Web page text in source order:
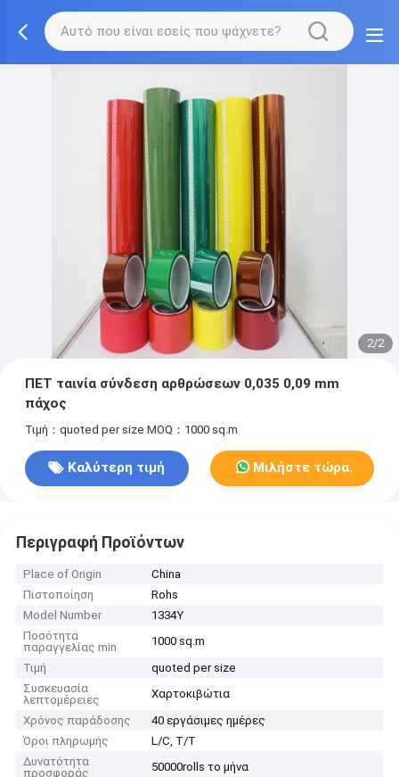
2/2
ΠΕΤ ταινία σύνδεση αρθρώσεων 0,035 0,09 mm
πάχος
Τιμή：quoted per size MOQ：1000 sq.m
Καλύτερη τιμή Μιλήστε τώρα.
Περιγραφή Προϊόντων
Place of Origin
China
Πιστοποίηση
Rohs
Model Number
1334Y
Ποσότητα
παραγγελίας min
1000 sq.m
Τιμή
quoted per size
Συσκευασία
λεπτομέρειες
Χαρτοκιβώτια
Χρόνος παράδοσης
40 εργάσιμες ημέρες
Όροι πληρωμής
L/C, T/T
Δυνατότητα
προσφοράς
50000rolls το μήνα